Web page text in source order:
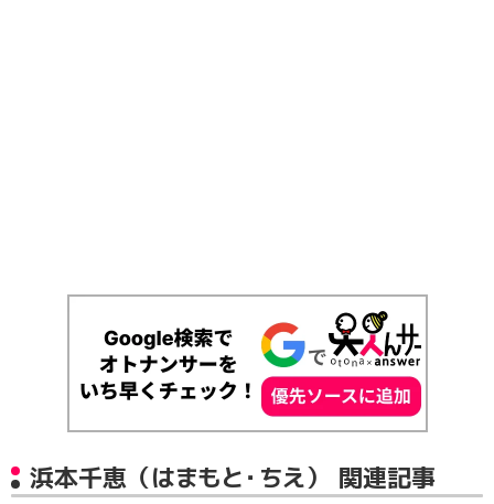
浜本千恵（はまもと・ちえ） 関連記事